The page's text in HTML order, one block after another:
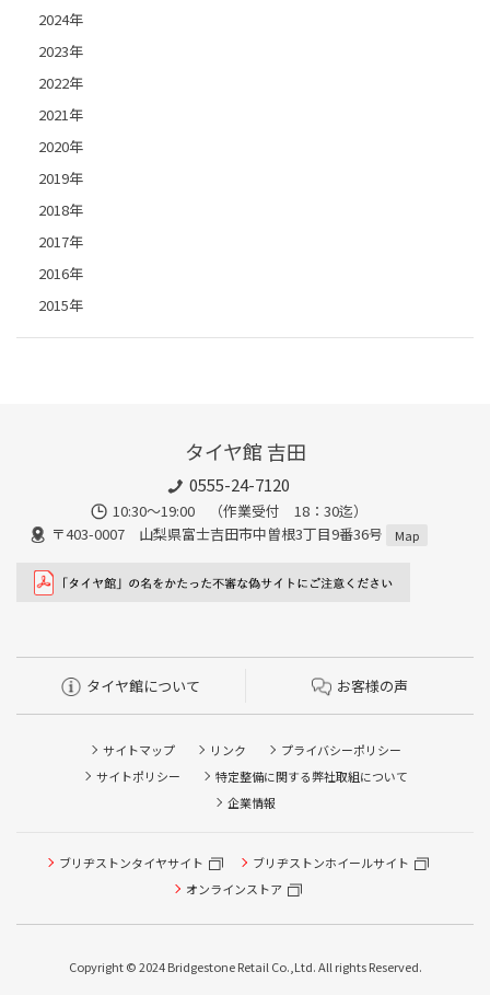
2024年
2023年
2022年
2021年
2020年
2019年
2018年
2017年
2016年
2015年
タイヤ館 吉田
0555-24-7120
10:30～19:00 （作業受付 18：30迄）
〒403-0007 山梨県富士吉田市中曽根3丁目9番36号
Map
タイヤ館について お客様の声
サイトマップ リンク
プライバシーポリシー
サイトポリシー
特定整備に関する弊社取組について
企業情報
ブリヂストンタイヤサイト
ブリヂストンホイールサイト
オンラインストア
Copyright © 2024 Bridgestone Retail Co.,Ltd. All rights Reserved.
タイヤ点検・安全点検/タイヤ履き替え/オイル交換/その他
ピット作業の予約
本日のタイヤ履き替え順番待ち予約 ※クローク契約会員の